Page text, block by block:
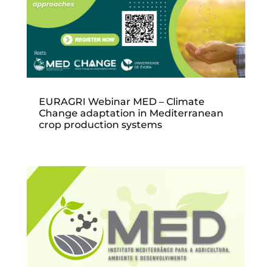
EURAGRI Webinar MED – Climate
Change adaptation in Mediterranean
crop production systems